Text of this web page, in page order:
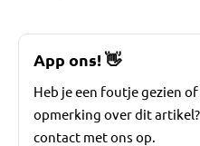
App ons!👋
Heb je een foutje gezien of
opmerking over dit
contact met ons op.